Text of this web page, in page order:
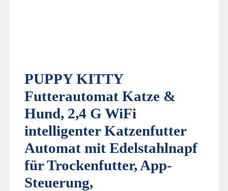
PUPPY KITTY
Futterautomat Katze &
Hund, 2,4 G WiFi
intelligenter Katzenfutter
Automat mit Edelstahlnapf
für Trockenfutter, App-
Steuerung,